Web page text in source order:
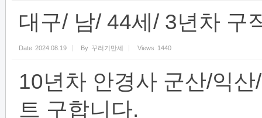
대구/ 남/ 44세/ 3년차 구
Date 2024.08.19 By 꾸러기만세 Views 1440
10년차 안경사 군산/익
트 구합니다.